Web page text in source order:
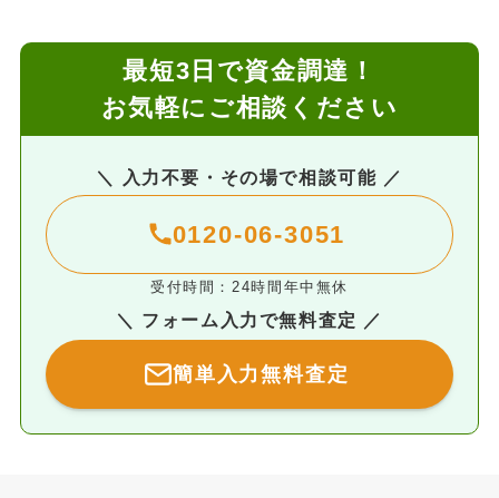
最短3日で資金調達！
お気軽にご相談ください
＼ 入力不要・その場で相談可能 ／
0120-06-3051
受付時間：24時間年中無休
＼ フォーム入力で無料査定 ／
簡単入力無料査定